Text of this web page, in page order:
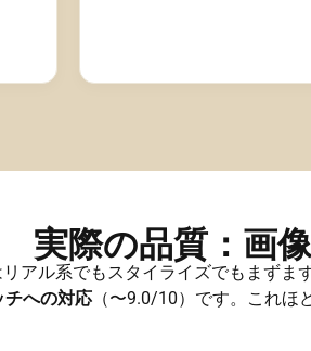
実際の品質：画
リアル系でもスタイライズでもまず
チへの対応 （〜9.0/10）です。これ